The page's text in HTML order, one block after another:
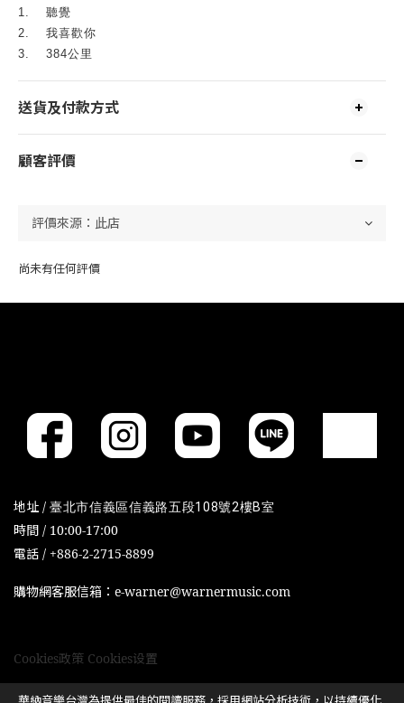
1.
聽覺
2.
我喜歡你
3.
384公里
送貨及付款方式
顧客評價
尚未有任何評價
地址 / 臺北市信義區信義路五段108號2樓B室
時間 / 10:00-17:00
電話 / +886-2-2715-8899
購物網客服信箱：e-warner@warnermusic.com
Cookies政策 Cookies设置